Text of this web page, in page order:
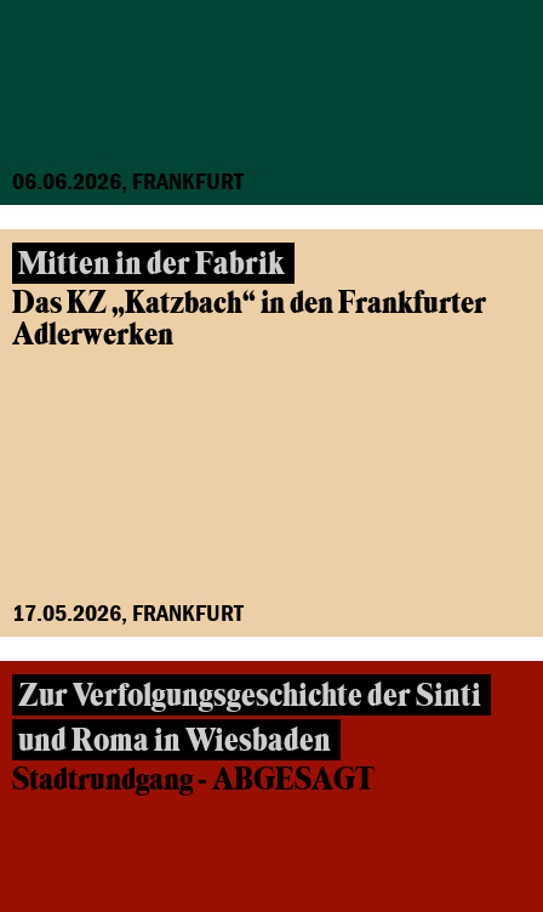
06.06.2026, FRANKFURT
Mitten in der Fabrik
Das KZ „Katzbach“ in den Frankfurter
Adlerwerken
17.05.2026, FRANKFURT
Zur Verfolgungsgeschichte der Sinti
und Roma in Wiesbaden
Stadtrundgang - ABGESAGT